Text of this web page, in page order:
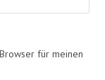
für meinen